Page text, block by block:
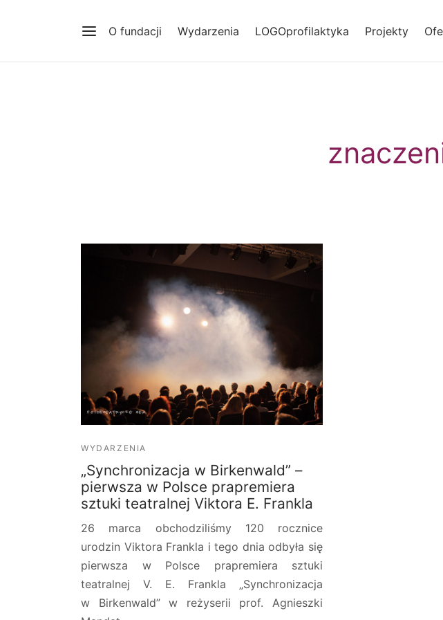
O fundacji Wydarzenia LOGOprofilaktyka Projekty
WYDARZENIA
„Synchronizacja w Birkenwald” –
pierwsza w Polsce prapremiera
sztuki teatralnej Viktora E. Frankla
26 marca obchodziliśmy 120 rocznice
urodzin Viktora Frankla i tego dnia odbyła się
pierwsza w Polsce prapremiera sztuki
teatralnej V. E. Frankla „Synchronizacja
w Birkenwald” w reżyserii prof. Agnieszki